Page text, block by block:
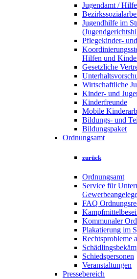
Jugendamt /
Jugendhilfe im
Pflegekinder-
Hilfen und
Gesetzliche
Wirtschaftliche
Kinder- und
Kinderfreunde
Mobile
Bildungs- und
Bildungspaket
Ordnungsamt
zurück
Ordnungsamt
Service für
FAQ
Kommunaler
Plakatierung im
Rechtsprobleme
Schiedspersonen
Veranstaltungen
Pressebereich